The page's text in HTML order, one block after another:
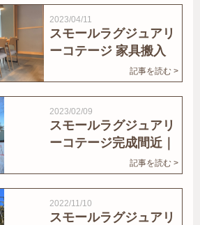
2023/04/11
スモールラグジュアリ
ーコテージ 家具搬入
記事を読む >
2023/02/09
スモールラグジュアリ
ーコテージ完成間近｜
記事を読む >
2022/11/10
スモールラグジュアリ